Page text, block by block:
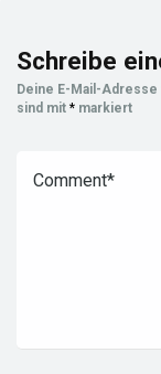
Schreibe
Deine E-Mail-
sind mit * markiert